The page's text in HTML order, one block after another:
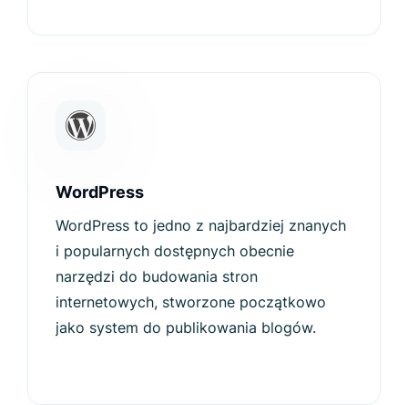
WordPress
WordPress to jedno z najbardziej znanych
i popularnych dostępnych obecnie
narzędzi do budowania stron
internetowych, stworzone początkowo
jako system do publikowania blogów.